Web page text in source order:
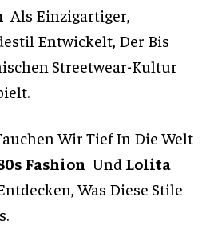
Als Einzigartiger,
Entwickelt, Der Bis
Streetwear-Kultur
Wir Tief In Die Welt
Fashion Und Lolita
Was Diese Stile